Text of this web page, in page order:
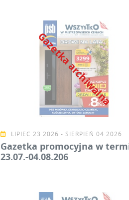
Gazetka archiwalna
LIPIEC 23 2026 - SIERPIEŃ 04 2026
Gazetka promocyjna w
23.07.-04.08.206